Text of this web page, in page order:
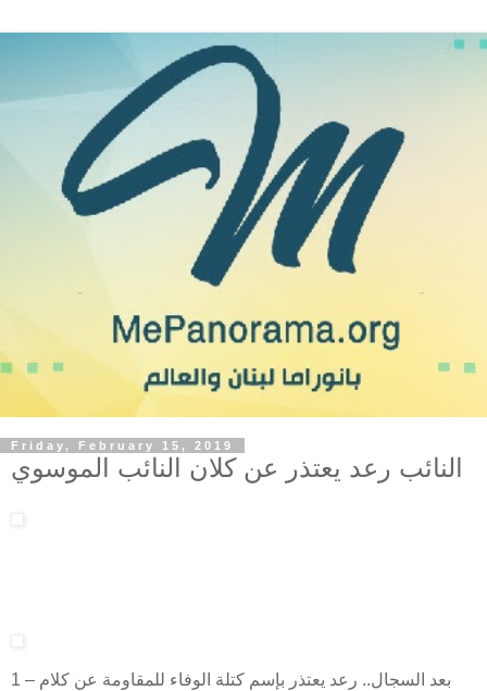
Friday, February 15, 2019
النائب رعد يعتذر عن كلان النائب الموسوي
1 – بعد السجال.. رعد يعتذر بإسم كتلة الوفاء للمقاومة عن كلام